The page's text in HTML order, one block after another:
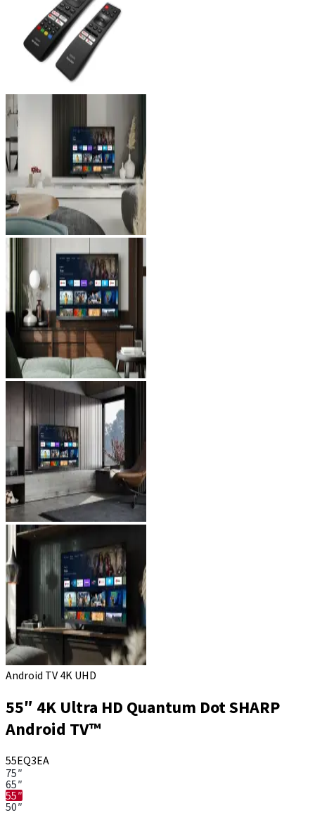
Android TV 4K UHD
55″ 4K Ultra HD Quantum Dot SHARP
Android TV™
55EQ3EA
75″
65″
55″
50″